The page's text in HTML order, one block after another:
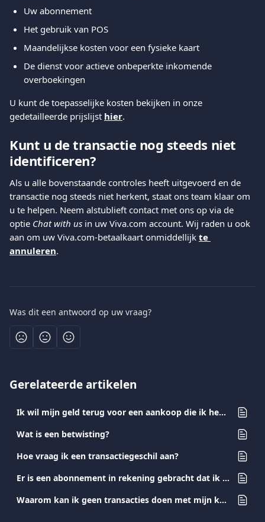
Uw abonnement
Het gebruik van POS
Maandelijkse kosten voor een fysieke kaart
De dienst voor actieve onbeperkte inkomende
overboekingen
U kunt de toepasselijke kosten bekijken in onze
gedetailleerde prijslijst hier.
Kunt u de transactie nog steeds niet
identificeren?
Als u alle bovenstaande controles heeft uitgevoerd en de
transactie nog steeds niet herkent, staat ons team klaar om
u te helpen. Neem alstublieft contact met ons op via de
optie Chat with us in uw Viva.com account. Wij raden u ook
aan om uw Viva.com-betaalkaart onmiddellijk te
annuleren.
Was dit een antwoord op uw vraag?
Gerelateerde artikelen
Ik wil mijn geld terug voor een aankoop die ik heb gedaan. Wat moet ik doen?
Wat is een betwisting?
Hoe vraag ik een transactiegeschil aan?
Er is een abonnement in rekening gebracht dat ik heb opgezegd. Wat moet ik doen?
Waarom kan ik geen transacties doen met mijn kaart?